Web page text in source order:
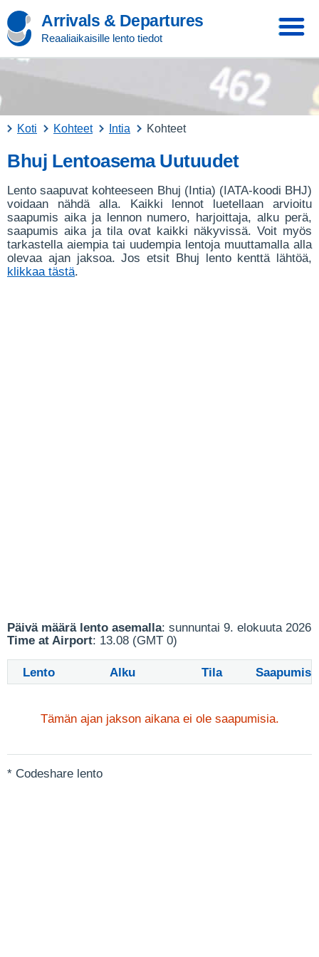
Arrivals & Departures
Reaaliaikaisille lento tiedot
Koti Kohteet Intia Kohteet
Bhuj Lentoasema Uutuudet
Lento saapuvat kohteeseen Bhuj (Intia) (IATA-koodi BHJ)
voidaan nähdä alla. Kaikki lennot luetellaan arvioitu
saapumis aika ja lennon numero, harjoittaja, alku perä,
saapumis aika ja tila ovat kaikki näkyvissä. Voit myös
tarkastella aiempia tai uudempia lentoja muuttamalla alla
olevaa ajan jaksoa. Jos etsit Bhuj lento kenttä lähtöä,
klikkaa tästä.
Päivä määrä lento asemalla: sunnuntai 9. elokuuta 2026
Time at Airport: 13.08 (GMT 0)
Lento Alku Tila Saapumis
Tämän ajan jakson aikana ei ole saapumisia.
* Codeshare lento